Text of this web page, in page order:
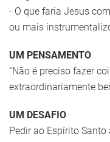
- O que faria Jesus
ou mais
UM PENSAMENTO
“Não é preciso fazer
extraordinariamente
UM DESAFIO
Pedir ao Espírito Santo